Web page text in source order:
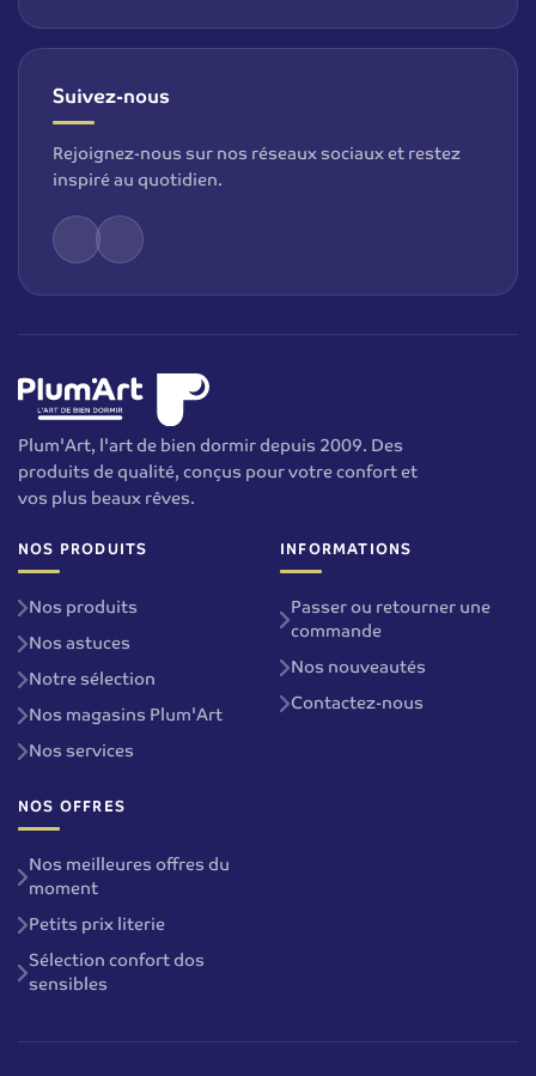
Suivez-nous
Rejoignez-nous sur nos réseaux sociaux et restez
inspiré au quotidien.
Plum'Art, l'art de bien dormir depuis 2009. Des
produits de qualité, conçus pour votre confort et
vos plus beaux rêves.
NOS PRODUITS
Nos produits
Nos astuces
Notre sélection
Nos magasins Plum'Art
Nos services
INFORMATIONS
Passer ou retourner une
commande
Nos nouveautés
Contactez-nous
NOS OFFRES
Nos meilleures offres du
moment
Petits prix literie
Sélection confort dos
sensibles